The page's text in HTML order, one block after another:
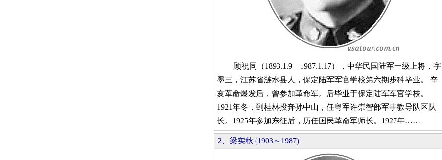
顾祝同（1893.1.9—1987.1.17），中华民国陆军一级上将，字
墨三，江苏省涟水县人，保定陆军军官学校第六期步科毕业。 辛
亥革命爆发后，曾参加革命军。后毕业于保定陆军军官学校。
1921年冬，到桂林投奔孙中山，任粤军许崇智部军事教导队区队
长。1925年参加东征后，历任国民革命军师长。1927年……
2、梁实秋 (1903～1987)